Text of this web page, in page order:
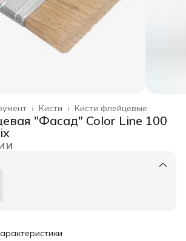
Кисти флейцевые
Кисти ›
›
"Фасад" Color Line 100